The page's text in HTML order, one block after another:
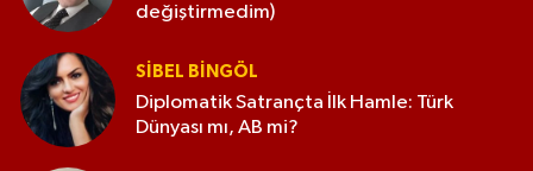
değiştirmedim)
SIBEL BINGÖL
Diplomatik Satrançta İlk Hamle: Türk
Dünyası mı, AB mi?